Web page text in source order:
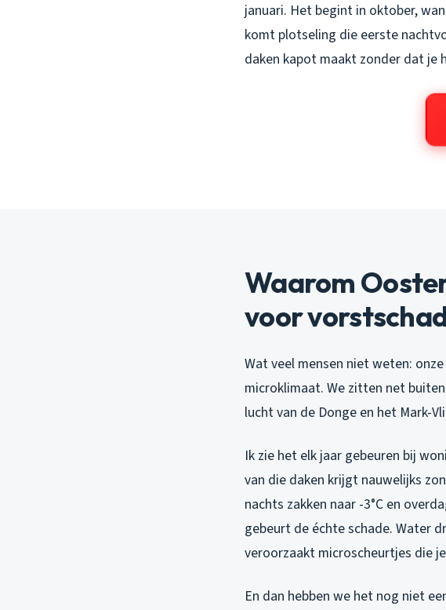
januari. Het begint in oktober,
komt plotseling die eerste
daken kapot maakt zonder dat je
Waarom
voor
Wat veel mensen niet weten:
microklimaat. We zitten net
lucht van de Donge en het Mark-
Ik zie het elk jaar gebeuren bij
van die daken krijgt nauwelijks
nachts zakken naar -3°C en
gebeurt de échte schade. Water
veroorzaakt microscheurtjes die
En dan hebben we het nog niet